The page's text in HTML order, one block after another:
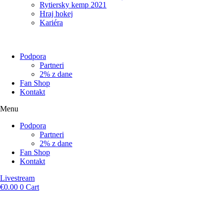
Rytiersky kemp 2021
Hraj hokej
Kariéra
Podpora
Partneri
2% z dane
Fan Shop
Kontakt
Menu
Podpora
Partneri
2% z dane
Fan Shop
Kontakt
Livestream
€0.00 0 Cart